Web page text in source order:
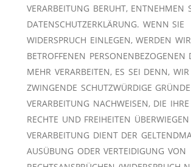
VERARBEITUNG BERUHT, ENTNEHMEN
DATENSCHUTZERKLÄRUNG. WENN SIE
WIDERSPRUCH EINLEGEN, WERDEN
BETROFFENEN
MEHR VERARBEITEN, ES SEI DENN,
ZWINGENDE SCHUTZWÜRDIGE
VERARBEITUNG NACHWEISEN, DIE
RECHTE UND FREIHEITEN
VERARBEITUNG DIENT DER
AUSÜBUNG ODER VERTEIDIGUNG VON